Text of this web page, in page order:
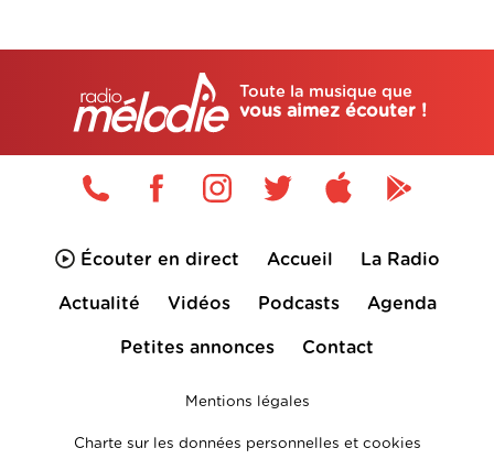
Toute la musique que
vous aimez écouter !
Écouter en direct Accueil La Radio
Actualité Vidéos Podcasts Agenda
Petites annonces Contact
Mentions légales
Charte sur les données personnelles et cookies